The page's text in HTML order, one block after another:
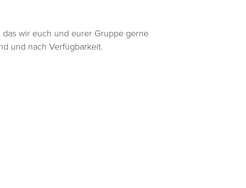
wir euch und eurer Gruppe gerne
und nach Verfügbarkeit.